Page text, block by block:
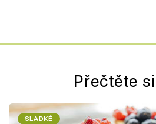
Přečtěte
SLADKÉ